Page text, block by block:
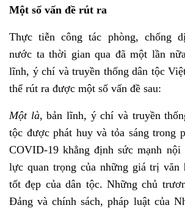
Một số vấn đề rút ra
Thực tiễn công tác phòng, chống
nước ta thời gian qua đã một lần
lĩnh, ý chí và truyền thống dân tộc
thể rút ra được một số vấn đề sau:
Một là, bản lĩnh, ý chí và truyền
tộc được phát huy và tỏa sáng trong
COVID-19 khẳng định sức mạnh
lực quan trọng của những giá trị văn
tốt đẹp của dân tộc. Những chủ
Đảng và chính sách, pháp luật của